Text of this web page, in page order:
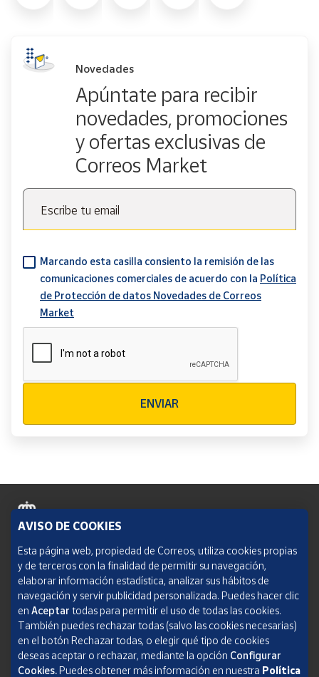
Novedades
Apúntate para recibir
novedades, promociones
y ofertas exclusivas de
Correos Market
Escribe tu email
Marcando esta casilla consiento la remisión de las
comunicaciones comerciales de acuerdo con la Política
de Protección de datos Novedades de Correos
Market
ENVIAR
Política de cookies
Aviso legal
Condiciones del servicio
Política de Privacidad Web
Informe de transparencia
AVISO DE COOKIES
Esta página web, propiedad de Correos, utiliza cookies propias
y de terceros con la finalidad de permitir su navegación,
elaborar información estadística, analizar sus hábitos de
navegación y servir publicidad personalizada. Puedes hacer clic
en Aceptar todas para permitir el uso de todas las cookies.
También puedes rechazar todas (salvo las cookies necesarias)
en el botón Rechazar todas, o elegir qué tipo de cookies
deseas aceptar o rechazar, mediante la opción Configurar
Cookies.Puedes obtener más información en nuestra Política